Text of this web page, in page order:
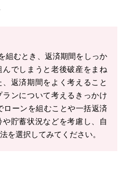
組むとき、返済期間をしっか
んでしまうと老後破産をまね
返済期間をよく考えること
ンについて考えるきっかけ
ローンを組むことや一括返済
貯蓄状況などを考慮し、自
を選択してみてください。